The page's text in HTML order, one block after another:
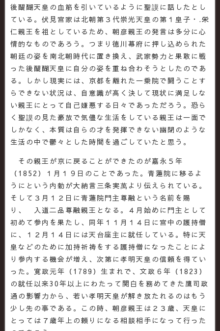
後醍醐天皇の血筋を引いているように聖謨に話したとし
ている。伏見宮家は北朝第３代崇光天皇の第１皇子・.栄
仁親王を祖としているため、朝彦親王の発言は多分に心
情的なものであろう。つまり徳川幕府に押し込められた
朝廷の姿を南北朝時代に置き換え、武家勢力と果敢に戦
った後醍醐天皇に自分の姿を重ね合わそうとしたのであ
る。しかし現実には、京都を離れた一乗院で闘うことす
らできない状況は、自意識が高く決して現状に満足しな
い親王にとって自己嫌悪する日々であっただろう。恐ら
く聖謨の見た豪放で気儘な生活をしている親王は一面で
しかなく、本質は自らの才を発揮できない幽閉のような
生活の中で鬱々とした時間を過ごしていたと思う。
その親王が京に戻ることができたのが嘉永５年
（1852）１月１９日のことであった。青蓮院に移るよ
うにという内勅が大納言三条実萬より伝えられている。
そして３月１２日に青蓮院門主尊融という名前を賜
り、 入道二品尊融親王となる。４月始めに門主として
初めて参内を果たし、同年１１月１４日に宮中の護持僧
に、１２月１４日には天台座主に就任している。特に天
皇などのために加持祈祷をする護持僧になったことによ
り参内する機会が増え、次第に孝明天皇の信頼を得てい
った。寛政元年（1789）生まれで、文政６年（1823）
の就任以来30年以上にわたって関白を務めてきた鷹司政
通の影響力から、若い孝明天皇が解き放たれるのはもう
少し先の事である。この時、朝彦親王は２３歳、天皇に
とっては７歳年上の頼りになる相談相手になって行った